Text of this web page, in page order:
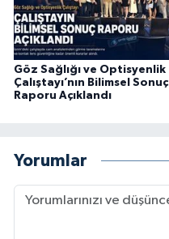
Göz Sağlığı ve Optisyenlik
Çalıştayı’nın Bilimsel Sonuç
Raporu Açıklandı
Yorumlar